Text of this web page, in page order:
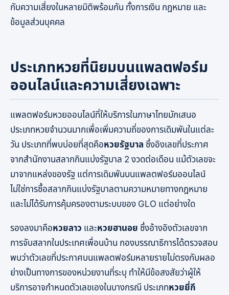
กับความเสี่ยงในหลายมิติพร้อมกัน ทั้งการเงิน กฎหมาย และ
ข้อมูลส่วนบุคคล
ประเภทหวยที่นิยมบนแพลตฟอร์ม
ออนไลน์และความเสี่ยงเฉพาะ
แพลตฟอร์มหวยออนไลน์ที่ให้บริการในภาษาไทยมักเสนอ
ประเภทหวยจำนวนมากเพื่อเพิ่มความถี่ของการเดิมพันในแต่ละ
วัน ประเภทที่พบบ่อยที่สุดคือหวยรัฐบาลซึ่งอิงเลขที่ประกาศ
จากสำนักงานสลากกินแบ่งรัฐบาล 2 งวดต่อเดือน แม้ตัวเลขจะ
มาจากแหล่งของรัฐ แต่การเดิมพันบนแพลตฟอร์มออนไลน์
ไม่ใช่การซื้อสลากกินแบ่งรัฐบาลตามความหมายทางกฎหมาย
และไม่ได้รับการคุ้มครองตามระบบของ GLO แต่อย่างใด
รองลงมาคือหวยลาว และหวยฮานอยซึ่งอ้างอิงตัวเลขจาก
การจับสลากในประเทศเพื่อนบ้าน กองบรรณาธิการได้ตรวจสอบ
พบว่าตัวเลขที่ประกาศบนแพลตฟอร์มหลายรายไม่ตรงกับผลอ
ย่างเป็นทางการของหน่วยงานที่ระบุ ทำให้มีข้อสงสัยว่าผู้ให้
บริการอาจกำหนดตัวเลขเองในบางกรณี ประเภทหวยยี่กี